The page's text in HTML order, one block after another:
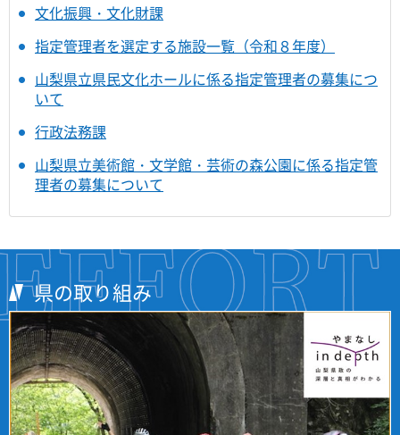
文化振興・文化財課
指定管理者を選定する施設一覧（令和８年度）
山梨県立県民文化ホールに係る指定管理者の募集につ
いて
行政法務課
山梨県立美術館・文学館・芸術の森公園に係る指定管
理者の募集について
県の取り組み